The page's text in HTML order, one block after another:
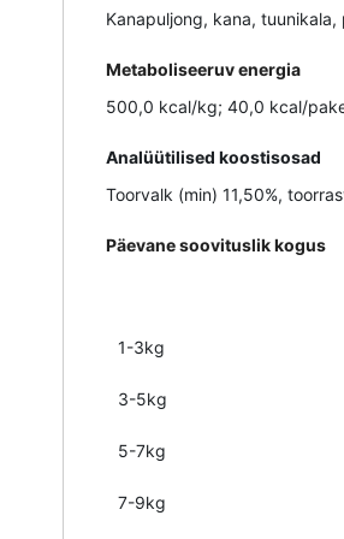
Kanapuljong, kana, tuunikala,
Metaboliseeruv energia
500,0 kcal/kg; 40,0 kcal/
Analüütilised koostisosad
Toorvalk (min) 11,50%,
Päevane soovituslik kogus
1-3kg
3-5kg
5-7kg
7-9kg